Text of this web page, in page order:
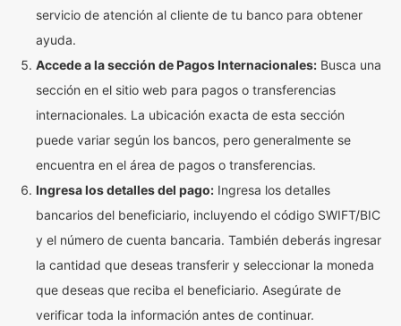
servicio de atención al cliente de tu banco para obtener
ayuda.
Accede a la sección de Pagos Internacionales: Busca una
sección en el sitio web para pagos o transferencias
internacionales. La ubicación exacta de esta sección
puede variar según los bancos, pero generalmente se
encuentra en el área de pagos o transferencias.
Ingresa los detalles del pago: Ingresa los detalles
bancarios del beneficiario, incluyendo el código SWIFT/BIC
y el número de cuenta bancaria. También deberás ingresar
la cantidad que deseas transferir y seleccionar la moneda
que deseas que reciba el beneficiario. Asegúrate de
verificar toda la información antes de continuar.